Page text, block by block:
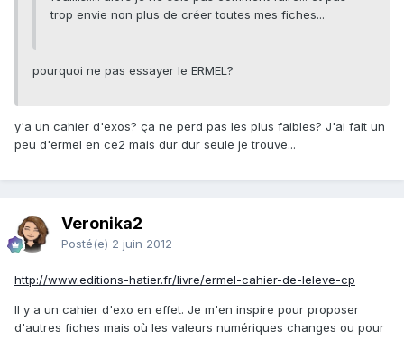
trop envie non plus de créer toutes mes fiches...
pourquoi ne pas essayer le ERMEL?
y'a un cahier d'exos? ça ne perd pas les plus faibles? J'ai fait un
peu d'ermel en ce2 mais dur dur seule je trouve...
Veronika2
Posté(e) 2 juin 2012
http://www.editions-hatier.fr/livre/ermel-cahier-de-leleve-cp
Il y a un cahier d'exo en effet. Je m'en inspire pour proposer
d'autres fiches mais où les valeurs numériques changes ou pour